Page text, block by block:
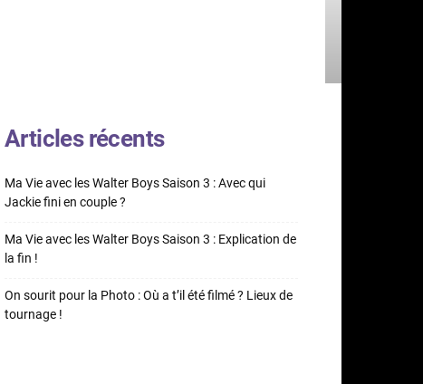
Articles récents
Ma Vie avec les Walter Boys Saison 3 : Avec qui
Jackie fini en couple ?
Ma Vie avec les Walter Boys Saison 3 : Explication de
la fin !
On sourit pour la Photo : Où a t’il été filmé ? Lieux de
tournage !